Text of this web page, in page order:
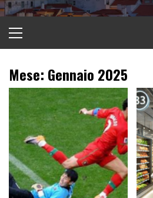
principale
Mese: Gennaio 2025